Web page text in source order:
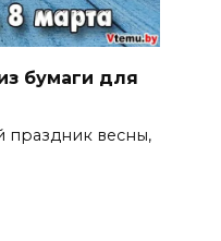
бумаги для
праздник весны,